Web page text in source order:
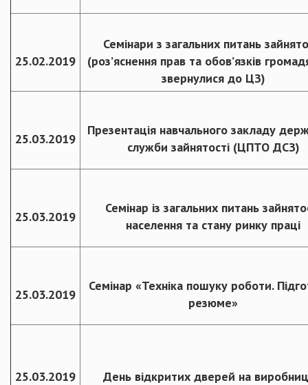
25.02.2019
Семінари з загальних питань
(роз’яснення прав та обов’язків
звернулися до ЦЗ)
25.03.2019
Презентація навчального закладу
служби зайнятості (ЦПТО ДСЗ)
25.03.2019
Семінар із загальних питань
населення та стану ринку праці
25.03.2019
Семінар «Техніка пошуку роботи.
резюме»
25.03.2019 День відкритих дверей на